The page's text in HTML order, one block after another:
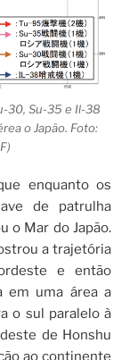
30, Su-35 e Il-38
o Japão. Foto:
enquanto os
de patrulha
o Mar do Japão.
a trajetória
e então
em uma área a
o sul paralelo à
de Honshu
ao continente